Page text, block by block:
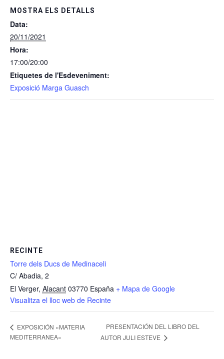
MOSTRA ELS DETALLS
Data:
20/11/2021
Hora:
17:00/20:00
Etiquetes de l'Esdeveniment:
Exposició Marga Guasch
RECINTE
Torre dels Ducs de Medinaceli
C/ Abadia, 2
El Verger, Alacant 03770 España + Mapa de Google
Visualitza el lloc web de Recinte
EXPOSICIÓN «MATERIA
MEDITERRANEA»
PRESENTACIÓN DEL LIBRO DEL
AUTOR JULI ESTEVE